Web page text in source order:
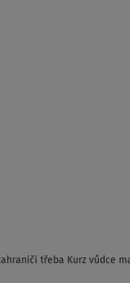
třeba Kurz vůdce